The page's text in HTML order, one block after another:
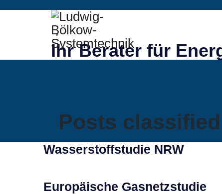
Ihr Berater für
Posts
Wasserstoffstudie NRW
Europäische Gasnetzstudie